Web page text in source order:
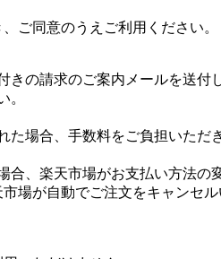
ご同意のうえご利用ください。
の請求のご案内メールを送
。
場合、手数料をご負担いた
、楽天市場がお支払い方法の
場が自動でご注文をキャンセル